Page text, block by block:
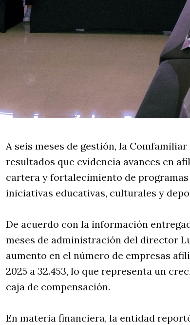
A seis meses de gestión, la
resultados que evidencia avances en
cartera y fortalecimiento de programas
iniciativas educativas, culturales y
De acuerdo con la información
meses de administración del director
aumento en el número de empresas
2025 a 32.453, lo que representa un
caja de compensación.
En materia financiera, la entidad